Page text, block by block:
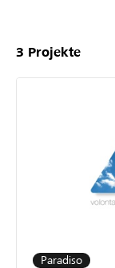
3 Projekte
Paradiso